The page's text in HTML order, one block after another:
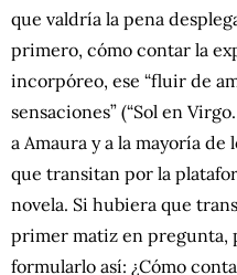
que valdría la pena
primero, cómo contar la
incorpóreo, ese “fluir de
sensaciones” (“Sol en
a Amaura y a la mayoría de
que transitan por la
novela. Si hubiera que
primer matiz en pregunta,
formularlo así: ¿Cómo